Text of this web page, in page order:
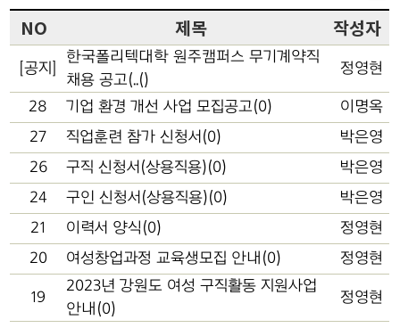
NO 제목 작성자
[공지]
한국폴리텍대학 원주캠퍼스 무기계약직
채용 공고(..()
정영현
28 기업 환경 개선 사업 모집공고(0)
이명옥
27
직업훈련 참가 신청서(0)
박은영
26
구직 신청서(상용직용)(0)
박은영
24
구인 신청서(상용직용)(0)
박은영
21
이력서 양식(0)
정영현
20
여성창업과정 교육생모집 안내(0) 정영현
19
2023년 강원도 여성 구직활동 지원사업
안내(0)
정영현